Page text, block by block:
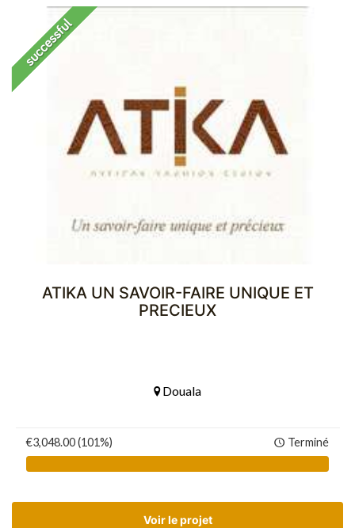
ATIKA UN SAVOIR-FAIRE UNIQUE ET
PRECIEUX
Douala
€3,048.00 (101%) Terminé
Voir le projet